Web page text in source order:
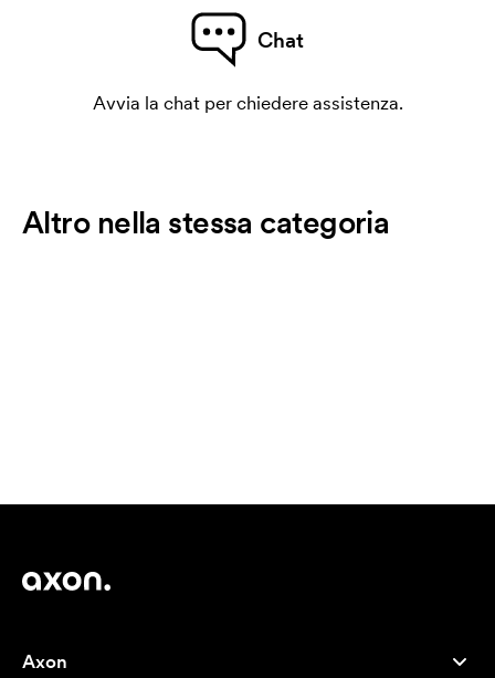
Chat
Avvia la chat per chiedere assistenza.
Altro nella stessa categoria
Axon